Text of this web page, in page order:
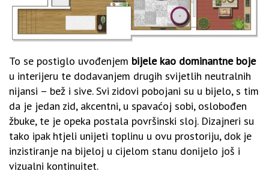
To se postiglo uvođenjem bijele kao dominantne boje
u interijeru te dodavanjem drugih svijetlih neutralnih
nijansi – bež i sive. Svi zidovi pobojani su u bijelo, s tim
da je jedan zid, akcentni, u spavaćoj sobi, oslobođen
žbuke, te je opeka postala površinski sloj. Dizajneri su
tako ipak htjeli unijeti toplinu u ovu prostoriju, dok je
inzistiranje na bijeloj u cijelom stanu donijelo još i
vizualni kontinuitet.